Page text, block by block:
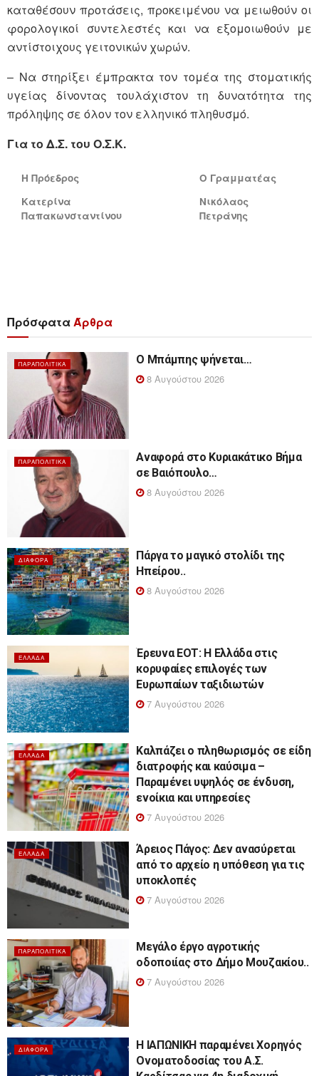
καταθέσουν προτάσεις, προκειμένου να μειωθούν οι
φορολογικοί συντελεστές και να εξομοιωθούν με
αντίστοιχους γειτονικών χωρών.
– Να στηρίξει έμπρακτα τον τομέα της στοματικής
υγείας δίνοντας τουλάχιστον τη δυνατότητα της
πρόληψης σε όλον τον ελληνικό πληθυσμό.
Για το Δ.Σ. του Ο.Σ.Κ.
Η Πρόεδρος
Κατερίνα
Παπακωνσταντίνου
Ο Γραμματέας
Νικόλαος
Πετράνης
ΠρόσφαταΆρθρα
ΠΑΡΑΠΟΛΙΤΙΚΆ
Ο Μπάμπης ψήνεται…
8 Αυγούστου 2026
ΠΑΡΑΠΟΛΙΤΙΚΆ
Αναφορά στο Κυριακάτικο Βήμα
σε Βαιόπουλο…
8 Αυγούστου 2026
ΔΙΆΦΟΡΑ
Πάργα το μαγικό στολίδι της
Ηπείρου..
8 Αυγούστου 2026
ΕΛΛΆΔΑ
Έρευνα ΕΟΤ: Η Ελλάδα στις
κορυφαίες επιλογές των
Ευρωπαίων ταξιδιωτών
7 Αυγούστου 2026
ΕΛΛΆΔΑ
Καλπάζει ο πληθωρισμός σε είδη
διατροφής και καύσιμα –
Παραμένει υψηλός σε ένδυση,
ενοίκια και υπηρεσίες
7 Αυγούστου 2026
ΕΛΛΆΔΑ
Άρειος Πάγος: Δεν ανασύρεται
από το αρχείο η υπόθεση για τις
υποκλοπές
7 Αυγούστου 2026
ΠΑΡΑΠΟΛΙΤΙΚΆ
Μεγάλο έργο αγροτικής
οδοποιίας στο Δήμο Μουζακίου..
7 Αυγούστου 2026
ΔΙΆΦΟΡΑ
Η ΙΑΠΩΝΙΚΗ παραμένει Χορηγός
Ονοματοδοσίας του Α.Σ.